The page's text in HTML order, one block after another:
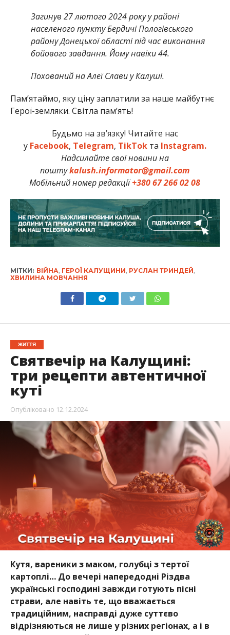
Загинув 27 лютого 2024 року у районі
населеного пункту Бердичі Пологівського
району Донецької області під час виконання
бойового завдання. Йому навіки 44.
Похований на Алеї Слави у Калуші.
Памʼятаймо, яку ціну заплатили за наше майбутнє
Герої-земляки. Світла пам’ять!
Будьмо на зв’язку! Читайте нас
у Facebook, Telegram, TikTokта Instagram.
Надсилайте свої новини на
поштуkalush.informator@gmail.com
Мобільний номер редакції+380 67 266 02 08
МІТКИ: ВІЙНА, ГЕРОЇ КАЛУЩИНИ, РУСЛАН ТРИНДЕЙ,
ХВИЛИНА МОВЧАННЯ
ЖИТТЯ
Святвечір на Калущині:
три рецепти автентичної
куті
Опубліковано 12.12.2024
Кутя, вареники з маком, голубці з тертої
картоплі… До вечері напередодні Різдва
українські господині завжди готують пісні
страви, але навіть те, що вважається
традиційним, насправді дуже суттєво
відрізняються не лише у різних регіонах, а і в